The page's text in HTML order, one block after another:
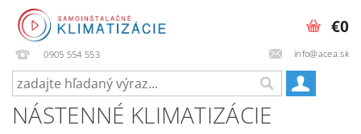
0905 554 553 info@acea.sk
€0
NÁSTENNÉ KLIMATIZÁCIE